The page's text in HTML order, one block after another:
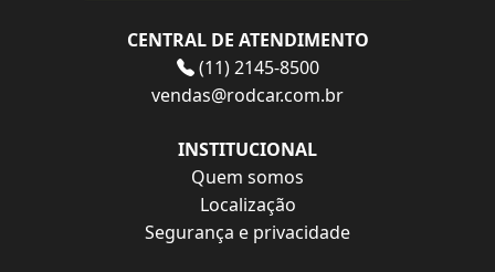
CENTRAL DE ATENDIMENTO
(11) 2145-8500
vendas@rodcar.com.br
INSTITUCIONAL
Quem somos
Localização
Segurança e privacidade